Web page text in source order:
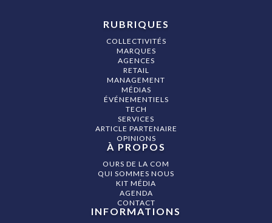
RUBRIQUES
COLLECTIVITÉS
MARQUES
AGENCES
RETAIL
MANAGEMENT
MÉDIAS
ÉVÉNEMENTIELS
TECH
SERVICES
ARTICLE PARTENAIRE
OPINIONS
À PROPOS
OURS DE LA COM
QUI SOMMES NOUS
KIT MÉDIA
AGENDA
CONTACT
INFORMATIONS